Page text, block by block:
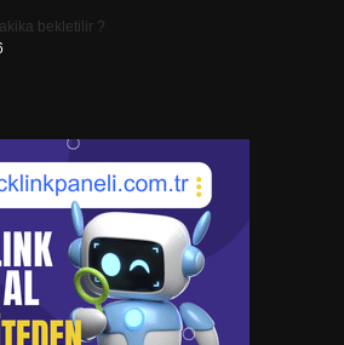
bekletilir ?